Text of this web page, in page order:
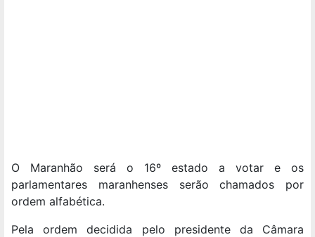
O Maranhão será o 16º estado a votar e os
parlamentares maranhenses serão chamados por
ordem alfabética.
Pela ordem decidida pelo presidente da Câmara